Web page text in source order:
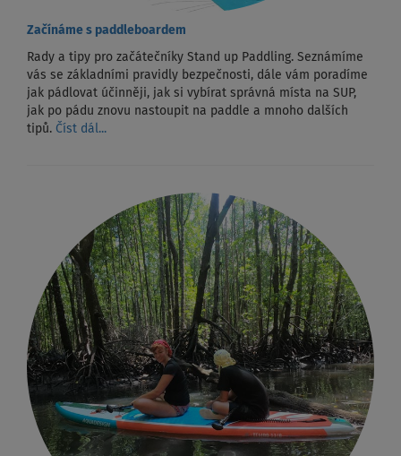
Začínáme s paddleboardem
Rady a tipy pro začátečníky Stand up Paddling. Seznámíme
vás se základními pravidly bezpečnosti, dále vám poradíme
jak pádlovat účinněji, jak si vybírat správná místa na SUP,
jak po pádu znovu nastoupit na paddle a mnoho dalších
tipů. Číst dál...